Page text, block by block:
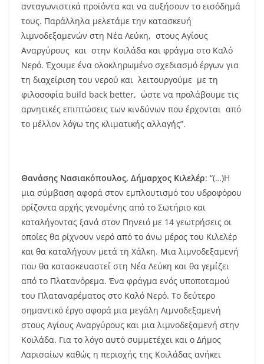
ανταγωνιστικά προϊόντα και να αυξήσουν το εισόδημά
τους. Παράλληλα μελετάμε την κατασκευή
λιμνοδεξαμενών στη Νέα Λεύκη, στους Αγίους
Αναργύρους και στην Κοιλάδα και φράγμα στο Καλό
Νερό. Έχουμε ένα ολοκληρωμένο σχεδιασμό έργων για
τη διαχείριση του νερού και λειτουργούμε με τη
φιλοσοφία build back better, ώστε να προλάβουμε τις
αρνητικές επιπτώσεις των κινδύνων που έρχονται από
το μέλλον λόγω της κλιματικής αλλαγής”.
Θανάσης Νασιακόπουλος, Δήμαρχος Κιλελέρ: “(…)Η
μια σύμβαση αφορά στον εμπλουτισμό του υδροφόρου
ορίζοντα αρχής γενομένης από το Σωτήριο και
καταλήγοντας ξανά στον Πηνειό με 14 γεωτρήσεις οι
οποίες θα ρίχνουν νερό από το άνω μέρος του Κιλελέρ
και θα καταλήγουν μετά τη Χάλκη. Μια λιμνοδεξαμενή
που θα κατασκευαστεί στη Νέα Λεύκη και θα γεμίζει
από το Πλατανόρεμα. Ένα φράγμα ενός υποποταμού
του Πλαταναρέματος στο Καλό Νερό. Το δεύτερο
σημαντικό έργο αφορά μια μεγάλη Λιμνοδεξαμενή
στους Αγίους Αναργύρους και μια λιμνοδεξαμενή στην
Κοιλάδα. Για το λόγο αυτό συμμετέχει και ο Δήμος
Λαρισαίων καθώς η περιοχής της Κοιλάδας ανήκει